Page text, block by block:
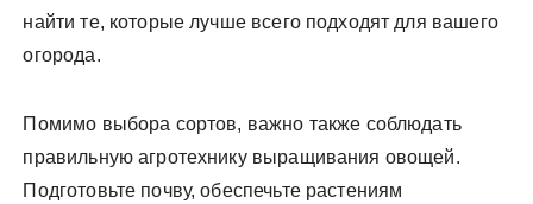
найти те, которые лучше всего подходят для вашего
огорода.
Помимо выбора сортов, важно также соблюдать
правильную агротехнику выращивания овощей.
Подготовьте почву, обеспечьте растениям